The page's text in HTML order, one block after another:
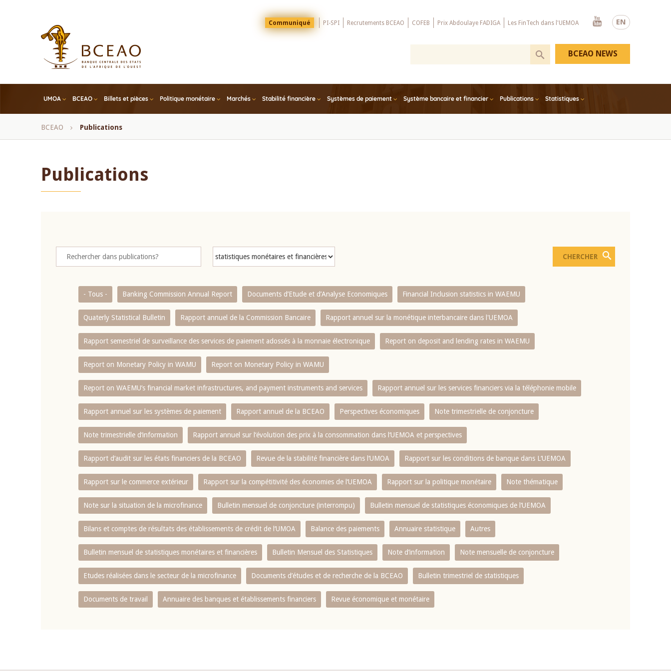
EN
Menu
Top
Communiqué PI-SPI Recrutements BCEAO COFEB Prix Abdoulaye FADIGA Les FinTech dans l'UEMOA
Youtube
UMOA BCEAO Billets et pièces Politique monétaire Marchés Stabilité financière Systèmes de paiement Système bancaire et financier Publications Statistiques
BCEAO NEWS
Fil
BCEAO Publications
Publications
- Tous - Banking Commission Annual Report Documents d’Etude et d’Analyse Economiques Financial Inclusion statistics in WAEMU
Quaterly Statistical Bulletin Rapport annuel de la Commission Bancaire Rapport annuel sur la monétique interbancaire dans l'UEMOA
Rapport semestriel de surveillance des services de paiement adossés à la monnaie électronique Report on deposit and lending rates in WAEMU
Report on Monetary Policy in WAMU Report on Monetary Policy in WAMU
Report on WAEMU’s financial market infrastructures, and payment instruments and services Rapport annuel sur les services financiers via la téléphonie mobile
Rapport annuel sur les systèmes de paiement Rapport annuel de la BCEAO Perspectives économiques Note trimestrielle de conjoncture
Note trimestrielle d‘information Rapport annuel sur l‘évolution des prix à la consommation dans l‘UEMOA et perspectives
Rapport d‘audit sur les états financiers de la BCEAO Revue de la stabilité financière dans l‘UMOA Rapport sur les conditions de banque dans L‘UEMOA
Rapport sur le commerce extérieur Rapport sur la compétitivité des économies de l‘UEMOA Rapport sur la politique monétaire Note thématique
Note sur la situation de la microfinance Bulletin mensuel de conjoncture (interrompu) Bulletin mensuel de statistiques économiques de l‘UEMOA
Bilans et comptes de résultats des établissements de crédit de l‘UMOA Balance des paiements Annuaire statistique Autres
Bulletin mensuel de statistiques monétaires et financières Bulletin Mensuel des Statistiques Note d’information Note mensuelle de conjoncture
Etudes réalisées dans le secteur de la microfinance Documents d’études et de recherche de la BCEAO Bulletin trimestriel de statistiques
Documents de travail Annuaire des banques et établissements financiers Revue économique et monétaire